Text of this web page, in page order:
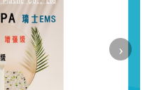
›